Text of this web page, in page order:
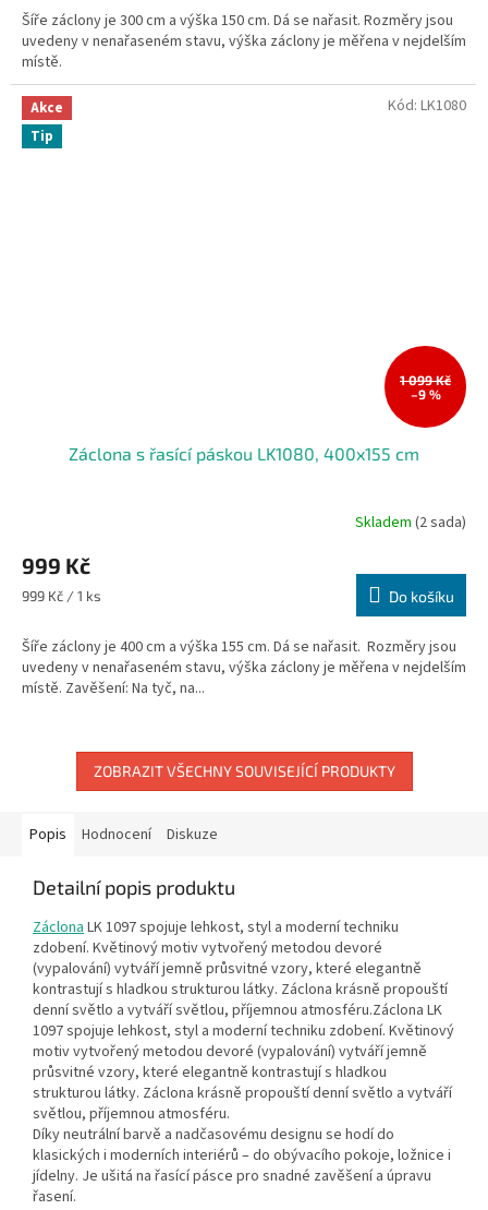
Šíře záclony je 300 cm a výška 150 cm. Dá se nařasit. Rozměry jsou
uvedeny v nenařaseném stavu, výška záclony je měřena v nejdelším
místě.
Akce
Tip
1 099 Kč
–9 %
Záclona s řasící páskou LK1080, 400x155 cm
Skladem (2 sada)
999 Kč
Měrná
999 Kč / 1 ks Do košíku
Šíře záclony je 400 cm a výška 155 cm. Dá se nařasit. Rozměry jsou
uvedeny v nenařaseném stavu, výška záclony je měřena v nejdelším
místě. Zavěšení: Na tyč, na...
Kód: LK1080
ZOBRAZIT VŠECHNY SOUVISEJÍCÍ PRODUKTY
Popis Hodnocení Diskuze
Detailní popis produktu
ZáclonaLK 1097 spojuje lehkost, styl a moderní techniku
zdobení. Květinový motiv vytvořený metodou devoré
(vypalování) vytváří jemně průsvitné vzory, které elegantně
kontrastují s hladkou strukturou látky. Záclona krásně propouští
denní světlo a vytváří světlou, příjemnou atmosféru.Záclona LK
1097 spojuje lehkost, styl a moderní techniku zdobení. Květinový
motiv vytvořený metodou devoré (vypalování) vytváří jemně
průsvitné vzory, které elegantně kontrastují s hladkou
strukturou látky. Záclona krásně propouští denní světlo a vytváří
světlou, příjemnou atmosféru.
Díky neutrální barvě a nadčasovému designu se hodí do
klasických i moderních interiérů – do obývacího pokoje, ložnice i
jídelny. Je ušitá na řasící pásce pro snadné zavěšení a úpravu
řasení.